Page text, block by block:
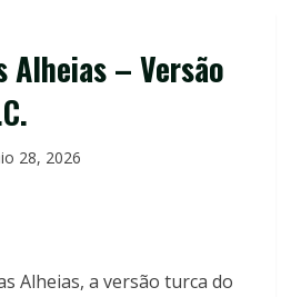
Alheias – Versão
28, 2026
Alheias, a versão turca do